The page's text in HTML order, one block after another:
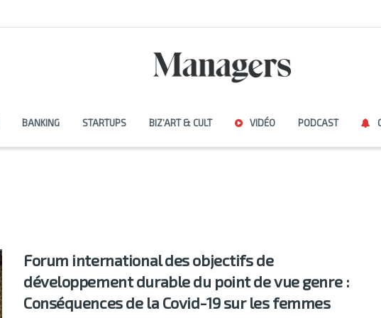
BANKING STARTUPS BIZ’ART & CULT VIDÉO PODCAST
Forum international des objectifs de
développement durable du point de vue genre :
Conséquences de la Covid-19 sur les femmes